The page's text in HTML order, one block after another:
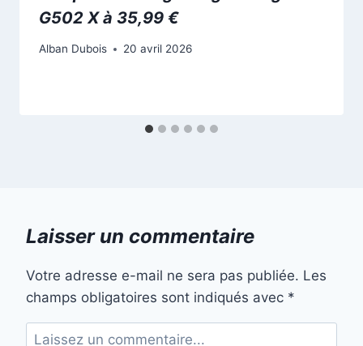
G502 X à 35,99 €
Alban Dubois 20 avril 2026
Laisser un commentaire
Votre adresse e-mail ne sera pas publiée. Les
champs obligatoires sont indiqués avec *